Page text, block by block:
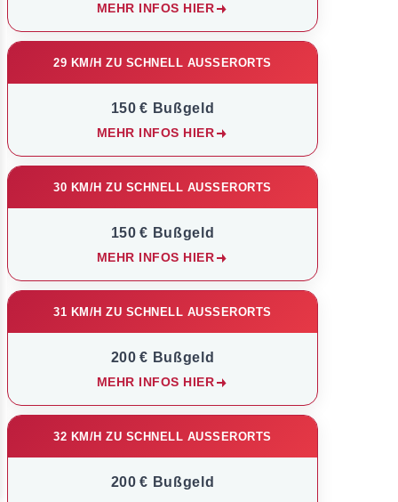
MEHR INFOS HIER
29 KM/H ZU SCHNELL AUSSERORTS
150 € Bußgeld
MEHR INFOS HIER
30 KM/H ZU SCHNELL AUSSERORTS
150 € Bußgeld
MEHR INFOS HIER
31 KM/H ZU SCHNELL AUSSERORTS
200 € Bußgeld
MEHR INFOS HIER
32 KM/H ZU SCHNELL AUSSERORTS
200 € Bußgeld